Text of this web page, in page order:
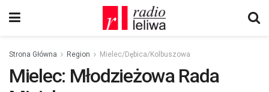
Strona Główna Region Mielec/Dębica/Kolbuszowa
Mielec: Młodzieżowa Rada